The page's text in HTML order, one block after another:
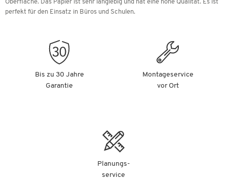
Oberfläche. Das Papier ist sehr langlebig und hat eine hohe Qualität. Es ist
perfekt für den Einsatz in Büros und Schulen.
Bis zu 30 Jahre
Garantie
Montageservice
vor Ort
Planungs-
service